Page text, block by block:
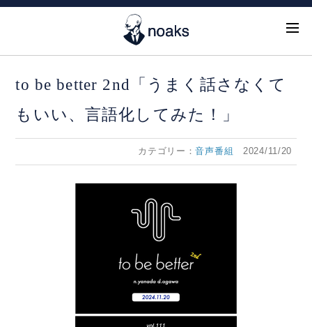
to be better 2nd「うまく話さなくて
もいい、言語化してみた！」
カテゴリー：音声番組 2024/11/20